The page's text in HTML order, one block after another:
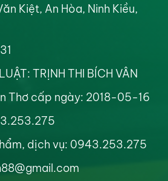
Kiệt, An Hòa, Ninh Kiều,
TRỊNH THI BÍCH VÂN
Thơ cấp ngày: 2018-05-16
dịch vụ: 0943.253.275